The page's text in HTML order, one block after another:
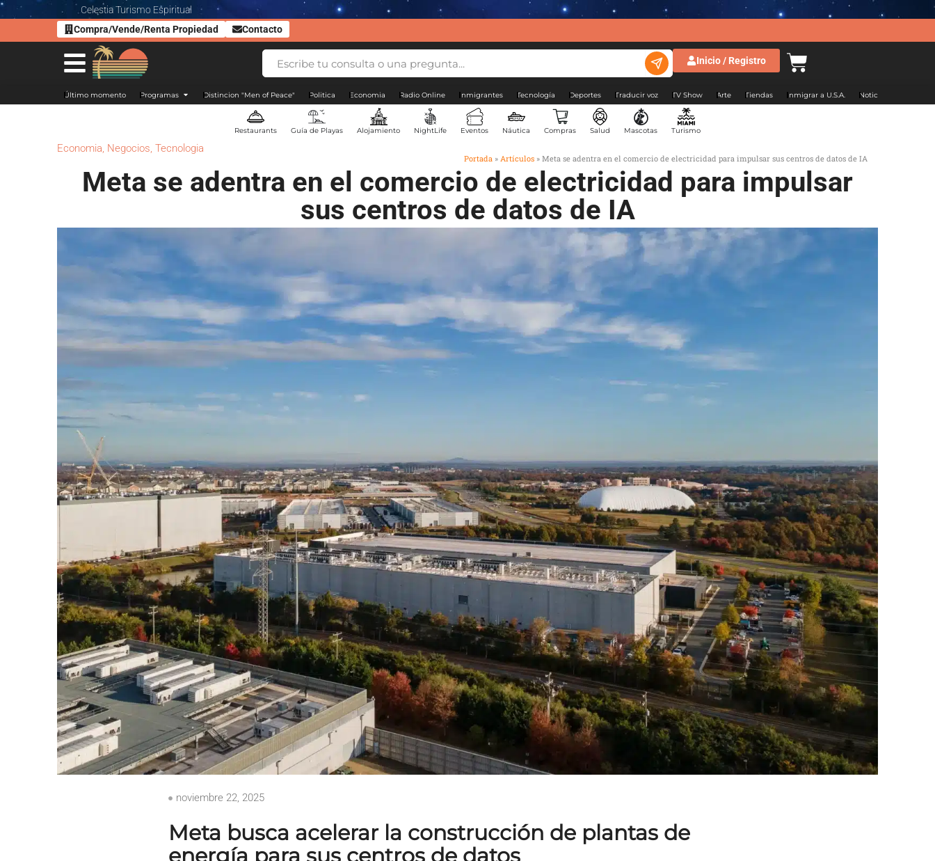
Celestia Turismo Espiritual
Compra/Vende/Renta Propiedad
Contacto
Inicio / Registro
Último momento Programas Distincion "Men of Peace" Politica Economia Radio Online Inmigrantes Tecnología Deportes Traducir voz TV Show Arte Tiendas Inmigrar a U.S.A. Noticias Argentina
Restaurants Guía de Playas Alojamiento NightLife Eventos Náutica Compras Salud Mascotas Turismo
Economia, Negocios, Tecnologia
Portada » Artículos » Meta se adentra en el comercio de electricidad para impulsar sus centros de datos de IA
Meta se adentra en el comercio de electricidad para impulsar
sus centros de datos de IA
noviembre 22, 2025
Meta busca acelerar la construcción de plantas de